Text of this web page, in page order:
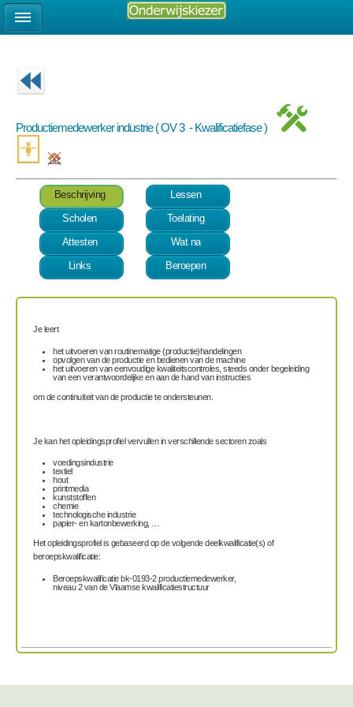
Productiemedewerker industrie ( OV 3 - Kwalificatiefase )
Beschrijving
Lessen
Scholen
Toelating
Attesten
Wat na
Links
Beroepen
Je leert
het uitvoeren van routinematige (productie)handelingen
opvolgen van de productie en bedienen van de machine
het uitvoeren van eenvoudige kwaliteitscontroles, steeds onder begeleiding
van een verantwoordelijke en aan de hand van instructies
om de continuïteit van de productie te ondersteunen.
Je kan het opleidingsprofiel vervullen in verschillende sectoren zoals
voedingsindustrie
textiel
hout
printmedia
kunststoffen
chemie
technologische industrie
papier- en kartonbewerking, …
Het opleidingsprofiel is gebaseerd op de volgende deelkwalificatie(s) of
beroepskwalificatie:
Beroepskwalificatie bk-0193-2 productiemedewerker,
niveau 2 van de Vlaamse kwalificatiestructuur